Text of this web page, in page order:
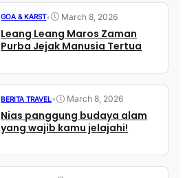
GOA & KARST• March 8, 2026
Leang Leang Maros Zaman
Purba Jejak Manusia Tertua
BERITA TRAVEL• March 8, 2026
Nias panggung budaya alam
yang wajib kamu jelajahi!